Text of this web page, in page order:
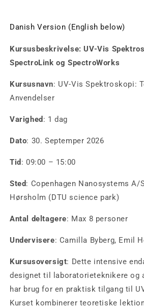
Danish Version (English below)
Kursusbeskrivelse: UV-Vis
SpectroLink og SpectroWorks
Kursusnavn: UV-Vis Spektroskopi:
Anvendelser
Varighed : 1 dag
Dato: 30. Septemper 2026
Tid : 09:00 – 15:00
Sted: Copenhagen Nanosystems A/
Hørsholm (DTU science park)
Antal deltagere: Max 8 personer
Undervisere: Camilla Byberg, Emil
Kursusoversigt: Dette intensive
designet til laboratorieteknikere og
har brug for en praktisk tilgang til
Kurset kombinerer teoretiske